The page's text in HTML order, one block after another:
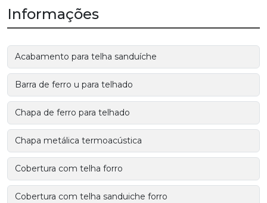
Informações
Acabamento para telha sanduíche
Barra de ferro u para telhado
Chapa de ferro para telhado
Chapa metálica termoacústica
Cobertura com telha forro
Cobertura com telha sanduiche forro